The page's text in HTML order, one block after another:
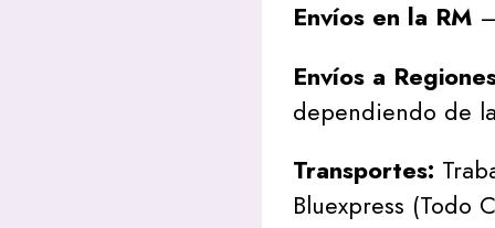
Envíos en la RM
Envíos a
dependiendo de
Transportes:
Bluexpress (Todo